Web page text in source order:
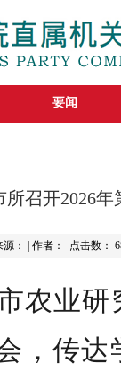
要闻
所召开2026
源： | 作者： 点击数：
农业
，传达